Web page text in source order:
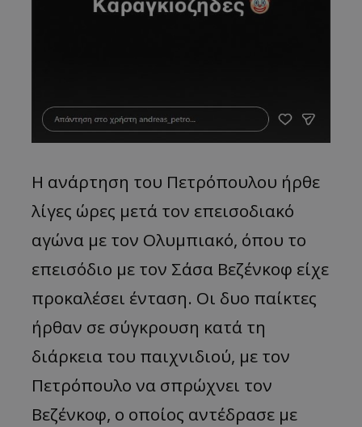
Η ανάρτηση του Πετρόπουλου ήρθε
λίγες ώρες μετά τον επεισοδιακό
αγώνα με τον Ολυμπιακό, όπου το
επεισόδιο με τον Σάσα Βεζένκοφ είχε
προκαλέσει ένταση. Οι δυο παίκτες
ήρθαν σε σύγκρουση κατά τη
διάρκεια του παιχνιδιού, με τον
Πετρόπουλο να σπρώχνει τον
Βεζένκοφ, ο οποίος αντέδρασε με